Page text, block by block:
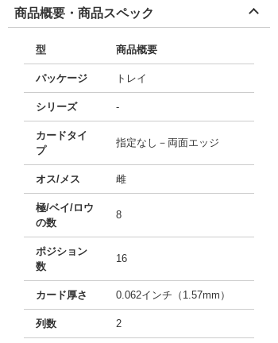
商品概要・商品スペック
型 商品概要
パッケージ トレイ
シリーズ -
カードタイ
プ
指定なし－両面エッジ
オス/メス 雌
極/ベイ/ロウ
の数
8
ポジション
数
16
カード厚さ 0.062インチ（1.57mm）
列数 2